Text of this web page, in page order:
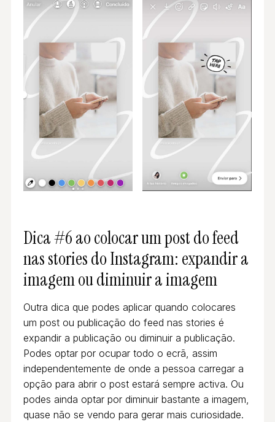
Dica #6 ao colocar um post do feed
nas stories do Instagram: expandir a
imagem ou diminuir a imagem
Outra dica que podes aplicar quando colocares
um post ou publicação do feed nas stories é
expandir a publicação ou diminuir a publicação.
Podes optar por ocupar todo o ecrã, assim
independentemente de onde a pessoa carregar a
opção para abrir o post estará sempre activa. Ou
podes ainda optar por diminuir bastante a imagem,
quase não se vendo para gerar mais curiosidade.